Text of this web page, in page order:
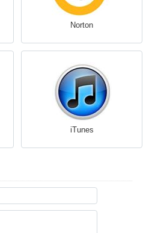
Norton
iTunes